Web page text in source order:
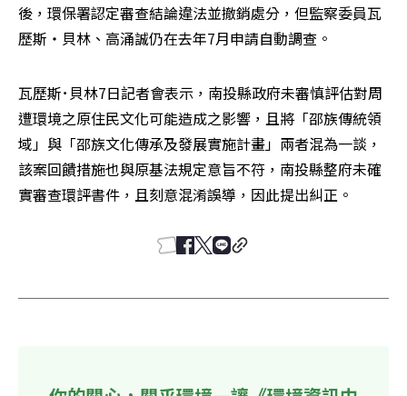
後，環保署認定審查結論違法並撤銷處分，但監察委員瓦
歷斯‧貝林、高涌誠仍在去年7月申請自動調查。
瓦歷斯･貝林7日記者會表示，南投縣政府未審慎評估對周
遭環境之原住民文化可能造成之影響，且將「邵族傳統領
域」與「邵族文化傳承及發展實施計畫」兩者混為一談，
該案回饋措施也與原基法規定意旨不符，南投縣整府未確
實審查環評書件，且刻意混淆誤導，因此提出糾正。